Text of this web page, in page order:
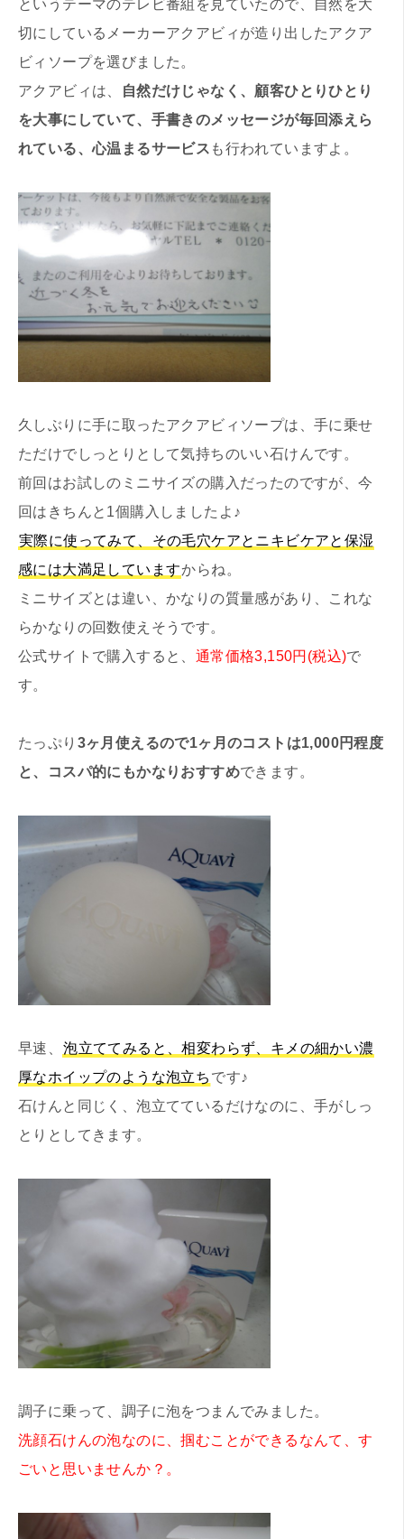
というテーマのテレビ番組を見ていたので、自然を大
切にしているメーカーアクアビィが造り出したアクア
ビィソープを選びました。
アクアビィは、
自然だけじゃなく、顧客ひとりひとり
を大事にしていて、手書きのメッセージが毎回添えら
れている、心温まるサービス も行われていますよ。
久しぶりに手に取ったアクアビィソープは、手に乗せ
ただけでしっとりとして気持ちのいい石けんです。
前回はお試しのミニサイズの購入だったのですが、今
回はきちんと1個購入しましたよ♪
実際に使ってみて、その毛穴ケアとニキビケアと保湿
感には大満足していますからね。
ミニサイズとは違い、かなりの質量感があり、これな
らかなりの回数使えそうです。
公式サイトで購入すると、 通常価格3,150円(税込)で
す。
たっぷり 3ヶ月使えるので1ヶ月のコストは1,000円程度
と、コスパ的にもかなりおすすめできます。
早速、 泡立ててみると、相変わらず、キメの細かい濃
厚なホイップのような泡立ち です♪
石けんと同じく、泡立てているだけなのに、手がしっ
とりとしてきます。
調子に乗って、調子に泡をつまんでみました。
洗顔石けんの泡なのに、掴むことができるなんて、す
ごいと思いませんか？。